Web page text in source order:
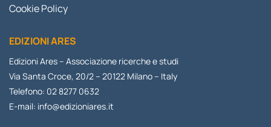
Cookie Policy
EDIZIONI ARES
Edizioni Ares – Associazione ricerche e studi
Via Santa Croce, 20/2 – 20122 Milano – Italy
Telefono: 02 8277 0632
E-mail: info@edizioniares.it